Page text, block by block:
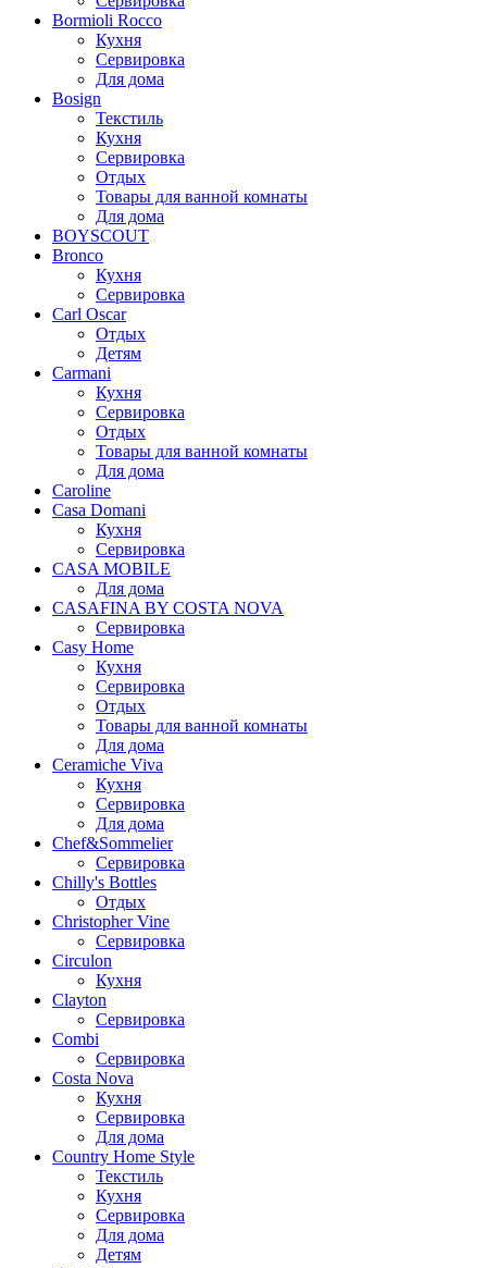
Bormioli Rocco
Кухня
Сервировка
Для дома
Bosign
Текстиль
Кухня
Сервировка
Отдых
Товары для ванной комнаты
Для дома
BOYSCOUT
Bronco
Кухня
Сервировка
Carl Oscar
Отдых
Детям
Carmani
Кухня
Сервировка
Отдых
Товары для ванной комнаты
Для дома
Caroline
Casa Domani
Кухня
Сервировка
CASA MOBILE
Для дома
CASAFINA BY COSTA NOVA
Сервировка
Casy Home
Кухня
Сервировка
Отдых
Товары для ванной комнаты
Для дома
Ceramiche Viva
Кухня
Сервировка
Для дома
Chef&Sommelier
Сервировка
Chilly's Bottles
Отдых
Christopher Vine
Сервировка
Circulon
Кухня
Clayton
Сервировка
Combi
Сервировка
Costa Nova
Кухня
Сервировка
Для дома
Country Home Style
Текстиль
Кухня
Сервировка
Для дома
Детям